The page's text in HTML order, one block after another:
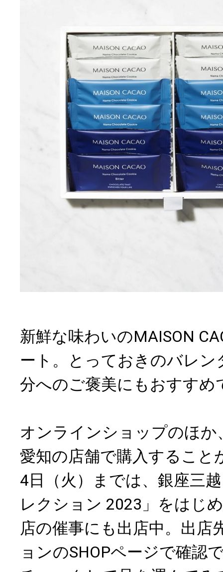
新鮮な味わいのMAISON
ート。とっておきのバレ
分へのご褒美にもおすすめ
オンラインショップのほか
愛知の店舗で購入すること
4日（火）までは、銀座三
レクション 2023」をはじ
店の催事にも出店中。出店
ョンのSHOPページで確認